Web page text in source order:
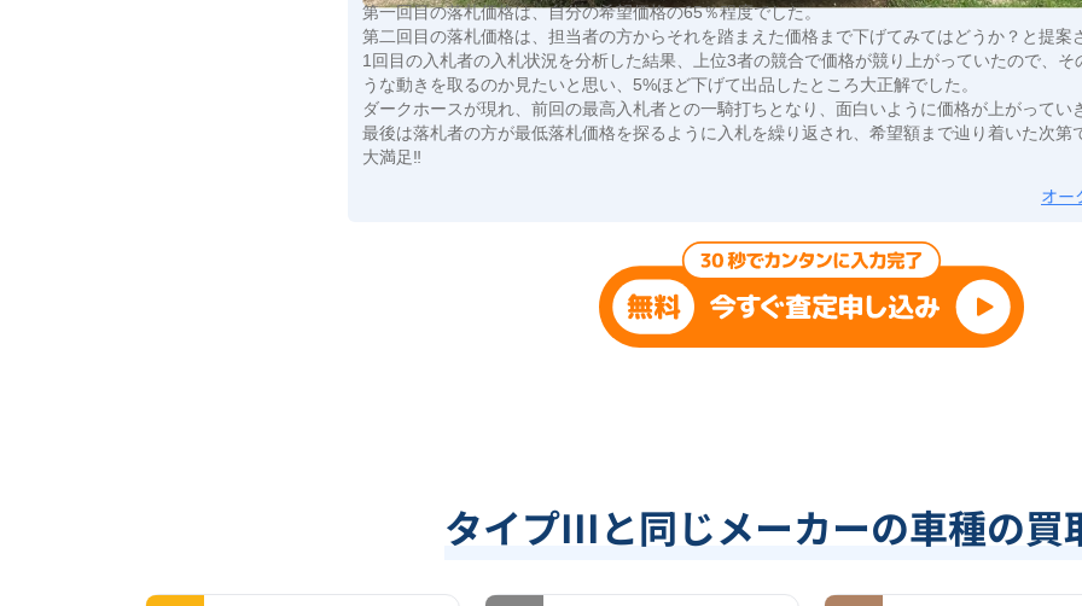
第一回目の落札価格は、自分の希望価格の65％程度でした。
第二回目の落札価格は、担当者の方からそれを踏まえた価格まで下げてみてはどうか？と提案
1回目の入札者の入札状況を分析した結果、上位3者の競合で価格が競り上がっていたので、
うな動きを取るのか見たいと思い、5%ほど下げて出品したところ大正解でした。
ダークホースが現れ、前回の最高入札者との一騎打ちとなり、面白いように価格が上がってい
最後は落札者の方が最低落札価格を探るように入札を繰り返され、希望額まで辿り着いた次第
大満足‼️
オー
タイプIIIと同じメーカーの車種の買